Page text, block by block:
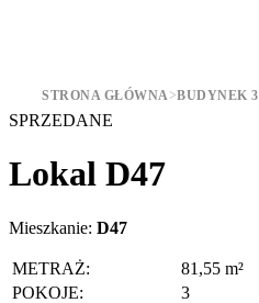
STRONA GŁÓWNA>BUDYNEK 3
SPRZEDANE
Lokal D47
Mieszkanie: D47
METRAŻ:
81,55 m²
POKOJE:
3